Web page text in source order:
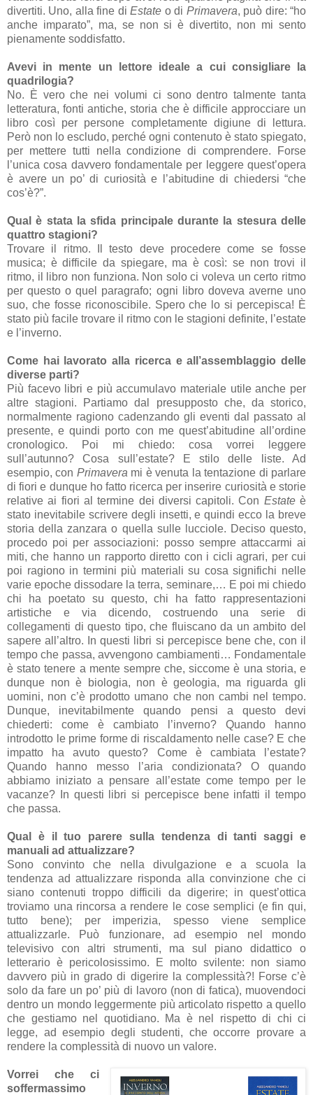
divertiti. Uno, alla fine diEstate o di Primavera, può dire: “ho
anche imparato”, ma, se non si è divertito, non mi sento
pienamente soddisfatto.
Avevi in mente un lettore ideale a cui consigliare la
quadrilogia?
No. È vero che nei volumi ci sono dentro talmente tanta
letteratura, fonti antiche, storia che è difficile approcciare un
libro così per persone completamente digiune di lettura.
Però non lo escludo, perché ogni contenuto è stato spiegato,
per mettere tutti nella condizione di comprendere. Forse
l’unica cosa davvero fondamentale per leggere quest’opera
è avere un po’ di curiosità e l’abitudine di chiedersi “che
cos’è?”.
Qual è stata la sfida principale durante la stesura delle
quattro stagioni?
Trovare il ritmo. Il testo deve procedere come se fosse
musica; è difficile da spiegare, ma è così: se non trovi il
ritmo, il libro non funziona. Non solo ci voleva un certo ritmo
per questo o quel paragrafo; ogni libro doveva averne uno
suo, che fosse riconoscibile. Spero che lo si percepisca! È
stato più facile trovare il ritmo con le stagioni definite, l’estate
e l’inverno.
Come hai lavorato alla ricerca e all’assemblaggio delle
diverse parti?
Più facevo libri e più accumulavo materiale utile anche per
altre stagioni. Partiamo dal presupposto che, da storico,
normalmente ragiono cadenzando gli eventi dal passato al
presente, e quindi porto con me quest’abitudine all’ordine
cronologico. Poi mi chiedo: cosa vorrei leggere
sull’autunno? Cosa sull’estate? E stilo delle liste. Ad
esempio, con Primavera mi è venuta la tentazione di parlare
di fiori e dunque ho fatto ricerca per inserire curiosità e storie
relative ai fiori al termine dei diversi capitoli. Con Estateè
stato inevitabile scrivere degli insetti, e quindi ecco la breve
storia della zanzara o quella sulle lucciole. Deciso questo,
procedo poi per associazioni: posso sempre attaccarmi ai
miti, che hanno un rapporto diretto con i cicli agrari, per cui
poi ragiono in termini più materiali su cosa significhi nelle
varie epoche dissodare la terra, seminare,… E poi mi chiedo
chi ha poetato su questo, chi ha fatto rappresentazioni
artistiche e via dicendo, costruendo una serie di
collegamenti di questo tipo, che fluiscano da un ambito del
sapere all’altro. In questi libri si percepisce bene che, con il
tempo che passa, avvengono cambiamenti… Fondamentale
è stato tenere a mente sempre che, siccome è una storia, e
dunque non è biologia, non è geologia, ma riguarda gli
uomini, non c’è prodotto umano che non cambi nel tempo.
Dunque, inevitabilmente quando pensi a questo devi
chiederti: come è cambiato l’inverno? Quando hanno
introdotto le prime forme di riscaldamento nelle case? E che
impatto ha avuto questo? Come è cambiata l’estate?
Quando hanno messo l’aria condizionata? O quando
abbiamo iniziato a pensare all’estate come tempo per le
vacanze? In questi libri si percepisce bene infatti il tempo
che passa.
Qual è il tuo parere sulla tendenza di tanti saggi e
manuali ad attualizzare?
Sono convinto che nella divulgazione e a scuola la
tendenza ad attualizzare risponda alla convinzione che ci
siano contenuti troppo difficili da digerire; in quest’ottica
troviamo una rincorsa a rendere le cose semplici (e fin qui,
tutto bene); per imperizia, spesso viene semplice
attualizzarle. Può funzionare, ad esempio nel mondo
televisivo con altri strumenti, ma sul piano didattico o
letterario è pericolosissimo. E molto svilente: non siamo
davvero più in grado di digerire la complessità?! Forse c’è
solo da fare un po’ più di lavoro (non di fatica), muovendoci
dentro un mondo leggermente più articolato rispetto a quello
che gestiamo nel quotidiano. Ma è nel rispetto di chi ci
legge, ad esempio degli studenti, che occorre provare a
rendere la complessità di nuovo un valore.
Vorrei che ci
soffermassimo